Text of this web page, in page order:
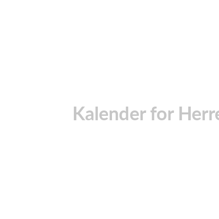
Kalender for